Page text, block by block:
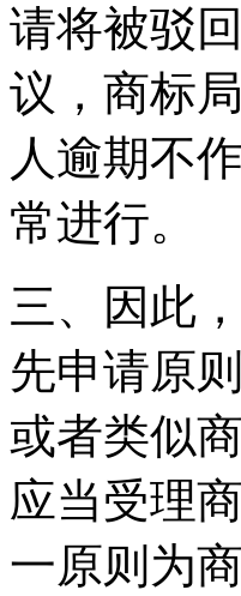
请将被驳
议，商标
人逾期不
常进行。
三、因此
先申请原
或者类似
应当受理
一原则为